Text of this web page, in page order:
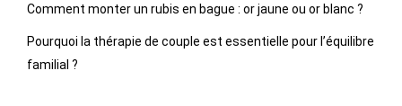
Comment monter un rubis en bague : or jaune ou or blanc ?
Pourquoi la thérapie de couple est essentielle pour l’équilibre
familial ?